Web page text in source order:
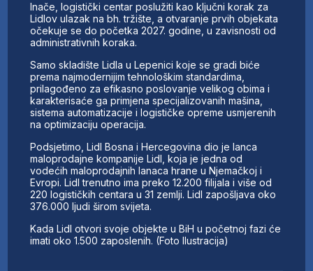
Inače, logistički centar poslužiti kao ključni korak za
Lidlov ulazak na bh. tržište, a otvaranje prvih objekata
očekuje se do početka 2027. godine, u zavisnosti od
administrativnih koraka.
Samo skladište Lidla u Lepenici koje se gradi biće
prema najmodernijim tehnološkim standardima,
prilagođeno za efikasno poslovanje velikog obima i
karakterisaće ga primjena specijalizovanih mašina,
sistema automatizacije i logističke opreme usmjerenih
na optimizaciju operacija.
Podsjetimo, Lidl Bosna i Hercegovina dio je lanca
maloprodajne kompanije Lidl, koja je jedna od
vodećih maloprodajnih lanaca hrane u Njemačkoj i
Evropi. Lidl trenutno ima preko 12.200 filijala i više od
220 logističkih centara u 31 zemlji. Lidl zapošljava oko
376.000 ljudi širom svijeta.
Kada Lidl otvori svoje objekte u BiH u početnoj fazi će
imati oko 1.500 zaposlenih. (Foto Ilustracija)